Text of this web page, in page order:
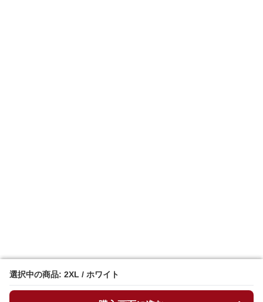
選択中の商品: 2XL / ホワイト
選択中の商品: 2XL / ホワイト